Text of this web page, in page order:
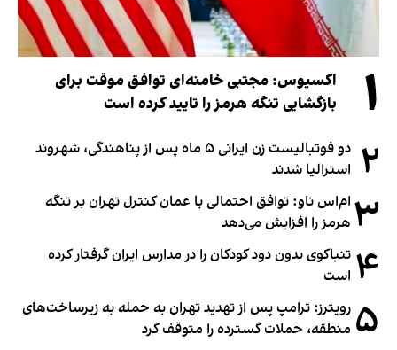
۱
اکسیوس: مجتبی خامنه‌ای توافق موقت برای
بازگشایی تنگه هرمز را تایید کرده است
۲
دو فوتبالیست زن ایرانی ۵ ماه پس از پناهندگی، شهروند
استرالیا شدند
۳ ام‌اس ناو: توافق احتمالی با عمان کنترل تهران بر تنگه
هرمز را افزایش می‌دهد
۴ تنباکوی بدون دود کودکان را در مدارس ایران گرفتار کرده
است
۵ رویترز: ترامپ پس از تهدید تهران به حمله به زیرساخت‌های
منطقه، حملات گسترده را متوقف کرد